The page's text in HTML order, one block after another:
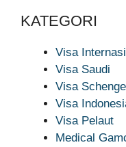
KATEGORI
Visa
Visa Saudi
Visa
Visa
Visa Pelaut
Medical